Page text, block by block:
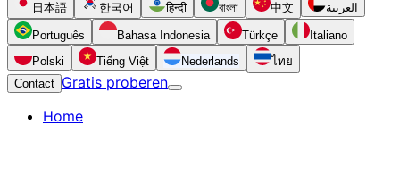
日本語
한국어 हिन्दी বাংলা 中文 العربية
Português Bahasa Indonesia Türkçe
Italiano
Polski
Tiếng Việt Nederlands
ไทย
Contact Gratis proberen
Home